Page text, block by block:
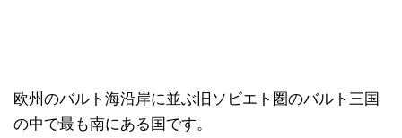
欧州のバルト海沿岸に並ぶ旧ソビエト圏のバルト三国
の中で最も南にある国です。